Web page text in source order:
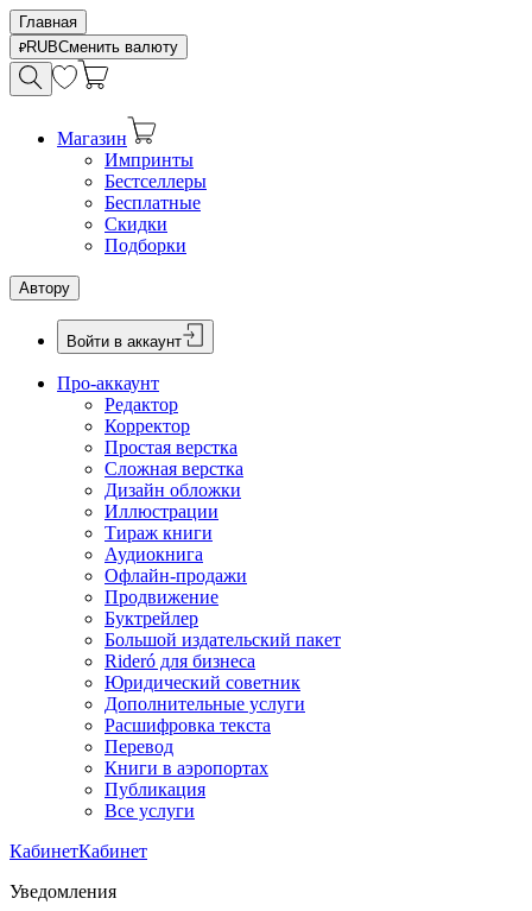
Главная
RUBСменить валюту
Магазин
Импринты
Бестселлеры
Бесплатные
Скидки
Подборки
Автору
Войти в аккаунт
Про-аккаунт
Редактор
Корректор
Простая верстка
Сложная верстка
Дизайн обложки
Иллюстрации
Тираж книги
Аудиокнига
Офлайн-продажи
Продвижение
Буктрейлер
Большой издательский пакет
Rideró для бизнеса
Юридический советник
Дополнительные услуги
Расшифровка текста
Перевод
Книги в аэропортах
Публикация
Все услуги
КабинетКабинет
Уведомления